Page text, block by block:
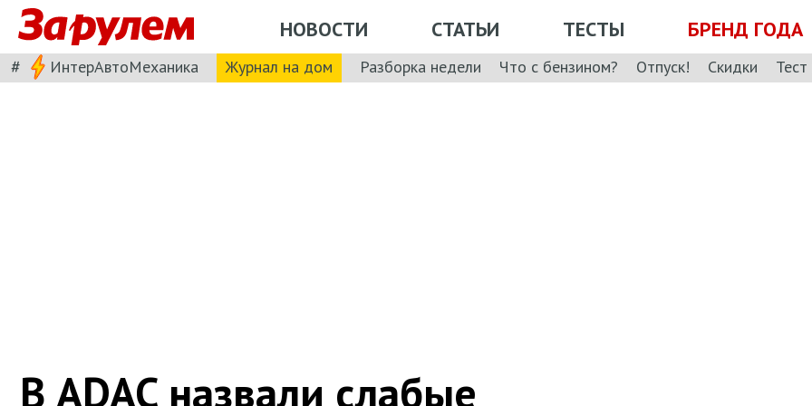
НОВОСТИ СТАТЬИ ТЕСТЫ БРЕНД ГОДА
# ИнтерАвтоМеханика Журнал на дом Разборка недели Что с бензином? Отпуск! Скидки
В ADAC назвали слабые